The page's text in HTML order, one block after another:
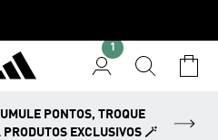
PONTOS, TROQUE
EXCLUSIVOS 🪄